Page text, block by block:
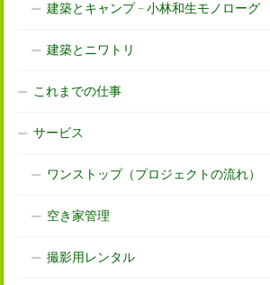
建築とキャンプ – 小林和生モノローグ
建築とニワトリ
これまでの仕事
サービス
ワンストップ（プロジェクトの流れ）
空き家管理
撮影用レンタル